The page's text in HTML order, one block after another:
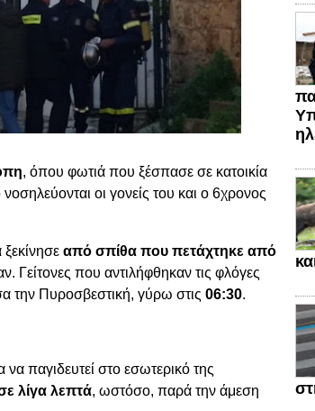
, όπου φωτιά που ξέσπασε σε κατοικία
οι γονείς του και ο 6χρονος
από σπίθα που πετάχτηκε από
Γείτονες που αντιλήφθηκαν τις φλόγες
την Πυροσβεστική, γύρω στις 06:30.
παγιδευτεί στο εσωτερικό της
λίγα λεπτά, ωστόσο, παρά την άμεση